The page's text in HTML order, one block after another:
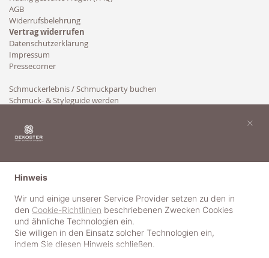
AGB
Widerrufsbelehrung
Vertrag widerrufen
Datenschutzerklärung
Impressum
Pressecorner
Schmuckerlebnis / Schmuckparty buchen
Schmuck- & Styleguide werden
Hinweis
Wir und einige unserer Service Provider setzen zu den in
den Cookie-Richtlinien beschriebenen Zwecken Cookies
und ähnliche Technologien ein.
Sie willigen in den Einsatz solcher Technologien ein,
indem Sie diesen Hinweis schließen.
×